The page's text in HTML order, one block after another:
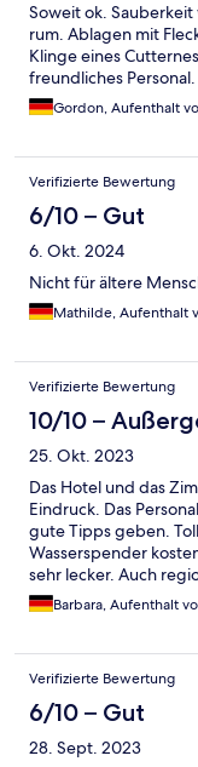
Soweit ok.
rum. Ablagen mit
Klinge eines
freundliches Personal.
Gordon, Aufenthalt
Verifizierte Bewertung
6/10 – Gut
6. Okt. 2024
Nicht für ältere
Mathilde, Aufenthalt
Verifizierte Bewertung
10/10 –
25. Okt. 2023
Das Hotel und das
Eindruck. Das
gute Tipps geben.
Wasserspender
sehr lecker. Auch
Busbahnhof liegt
die Innenstadt gut zu
Inneren fressen viel
vor dem Hotel waren
für den sehr
Barbara, Aufenthalt
Verifizierte Bewertung
6/10 – Gut
28. Sept. 2023